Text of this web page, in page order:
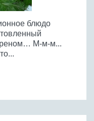
блюдо
М-м-м...